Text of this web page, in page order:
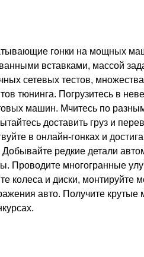
гонки на мощных
вставками, массой
сетевых тестов,
тюнинга. Погрузитесь в
машин. Мчитесь по
доставить груз и
в онлайн-гонках и
Добывайте редкие детали
Проводите многогранные
колеса и диски, монтируйте
авто. Получите